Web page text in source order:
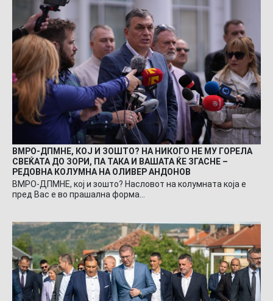
ВМРО-ДПМНЕ, КОЈ И ЗОШТО? НА НИКОГО НЕ МУ ГОРЕЛА
СВЕЌАТА ДО ЗОРИ, ПА ТАКА И ВАШАТА ЌЕ ЗГАСНЕ –
РЕДОВНА КОЛУМНА НА ОЛИВЕР АНДОНОВ
ВМРО-ДПМНЕ, кој и зошто? Насловот на колумната која е
пред Вас е во прашална форма…